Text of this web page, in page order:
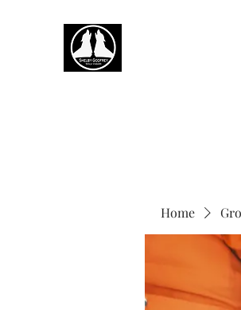
Home